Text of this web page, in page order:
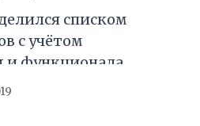
списком
с учётом
и функционала